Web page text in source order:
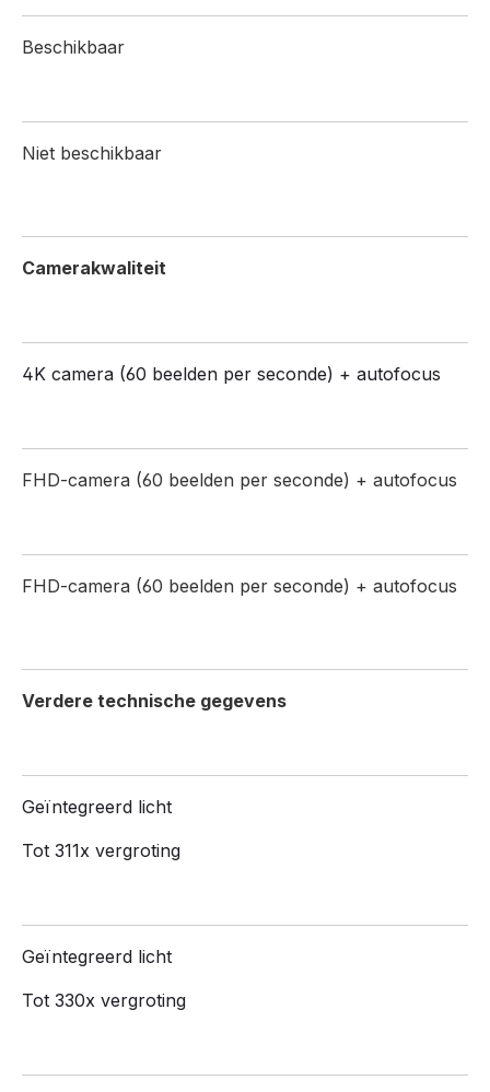
Beschikbaar
Niet beschikbaar
Camerakwaliteit
4K camera (60 beelden per seconde) + autofocus
FHD-camera (60 beelden per seconde) + autofocus
FHD-camera (60 beelden per seconde) + autofocus
Verdere technische gegevens
Geïntegreerd licht
Tot 311x vergroting
Geïntegreerd licht
Tot 330x vergroting